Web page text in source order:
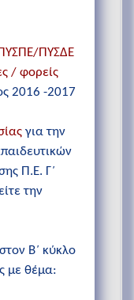
ΠΥΣΔΕ
/ φορείς
2016 -2017
για την
Π.Ε. Γ΄
την
στον Β΄ κύκλο
με θέμα: